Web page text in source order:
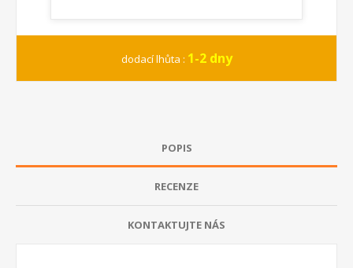
dodací lhůta : 1-2 dny
POPIS
RECENZE
KONTAKTUJTE NÁS